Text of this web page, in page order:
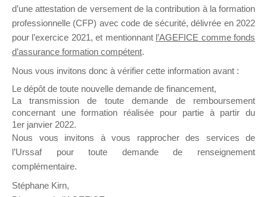
Ce groupe est destiné aux Organismes de
Formation qui souhaitent répondre à l’Appel à
Propositions Mallette du Dirigeant.
sur lequel il est possible de laisser un message
ou poser une question.
NB : Il est nécessaire d’être
pouvoir rejoindre ce groupe
d’une attestation de versement de la contribution à la formation
professionnelle (CFP) avec code de sécurité, délivrée en 2022
pour l’exercice 2021, et mentionnant l’AGEFICE comme fonds
d’assurance formation compétent.
Nous vous invitons donc à vérifier cette information avant :
Le dépôt de toute nouvelle demande de financement,
La transmission de toute demande de remboursement
concernant une formation réalisée pour partie à partir du
1er janvier 2022.
Nous vous invitons à vous rapprocher des services de
l’Urssaf pour toute demande de renseignement
complémentaire.
Stéphane Kirn,